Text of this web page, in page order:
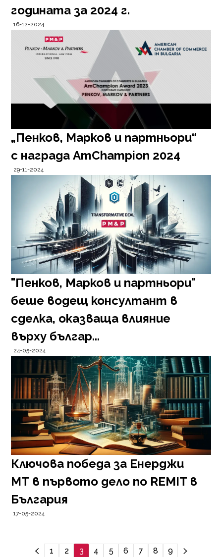
годината за 2024 г.
16-12-2024
„Пенков, Марков и партньори“
с награда AmChampion 2024
29-11-2024
"Пенков, Марков и партньори"
беше водещ консултант в
сделка, оказваща влияние
върху българ...
24-05-2024
Ключова победа за Енерджи
МТ в първото дело по REMIT в
България
17-05-2024
1 2 3 4 5 6 7 8 9